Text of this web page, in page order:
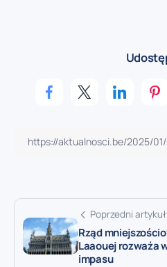
Poprzedni artykuł
Rząd
Laaouej rozważa
impasu